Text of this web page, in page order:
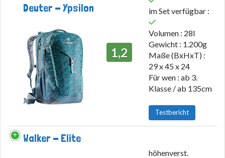
Deuter - Ypsilon
1,2
im Set verfügbar :
Volumen : 28l
Gewicht : 1.200g
Maße (BxHxT) :
29 x 45 x 24
Für wen : ab 3.
Klasse / ab 135cm
Testbericht
Walker - Elite
höhenverst.